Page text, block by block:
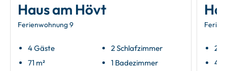
Haus am Hövt
Ferienwohnung 9
4 Gäste
71 m²
2 Schlafzimmer
1 Badezimmer
2
40